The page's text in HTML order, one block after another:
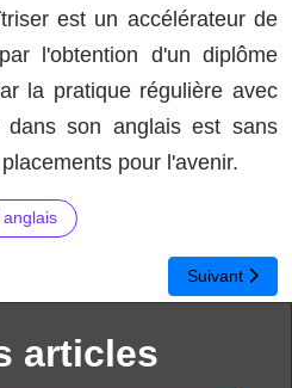
est un accélérateur de
l'obtention d'un diplôme
la pratique régulière avec
dans son anglais est sans
pour l'avenir.
anglais
l’Histoire : une ressource audio
Article
Suivant
articles